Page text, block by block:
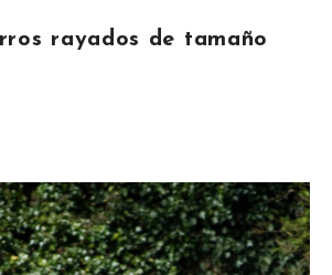
rayados de tamaño